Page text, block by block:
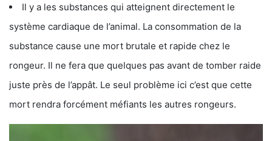
Il y a les substances qui atteignent directement le
système cardiaque de l’animal. La consommation de la
substance cause une mort brutale et rapide chez le
rongeur. Il ne fera que quelques pas avant de tomber raide
juste près de l’appât. Le seul problème ici c’est que cette
mort rendra forcément méfiants les autres rongeurs.